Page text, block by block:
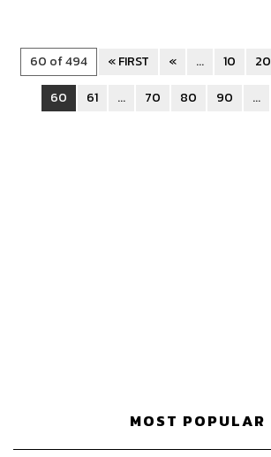
60 of 494 « FIRST « ... 10 20
60
61 ... 70 80 90 ...
MOST POPULAR